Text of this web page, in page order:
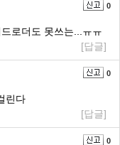
0
로더도 못쓰는...ㅠㅠ
[답글]
0
린다
[답글]
0